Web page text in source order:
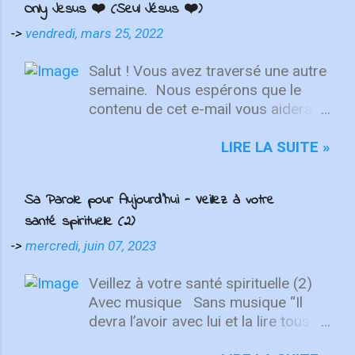
Only Jesus ❤️ (Seul Jésus ❤️)
-> vendredi, mars 25, 2022
Salut ! Vous avez traversé une autre
semaine. ⁣ Nous espérons que le
contenu de cet e-mail vous aidera à
Quelle que soit la semaine que vous
une nouvelle chance de se détendre
et de se reposer en Lui. "Puisque
vous êtes ressuscités avec Christ,
d'en haut, où Christ est assis à la
droite de Dieu. Ayez l'esprit sur les
choses d'en haut, non sur les
LIRE LA SUITE »
Sa Parole pour Aujourd'hui - Veillez à votre
santé spirituelle (2)
-> mercredi, juin 07, 2023
Veillez à votre santé spirituelle (2)
Avec musique Sans musique “Il
devra l’avoir avec lui et la lire tous